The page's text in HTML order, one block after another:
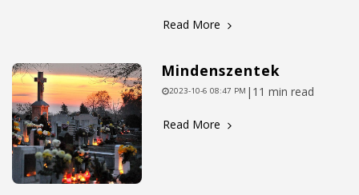
Read More
Mindenszentek
2023-10-6 08:47 PM | 11 min read
Read More